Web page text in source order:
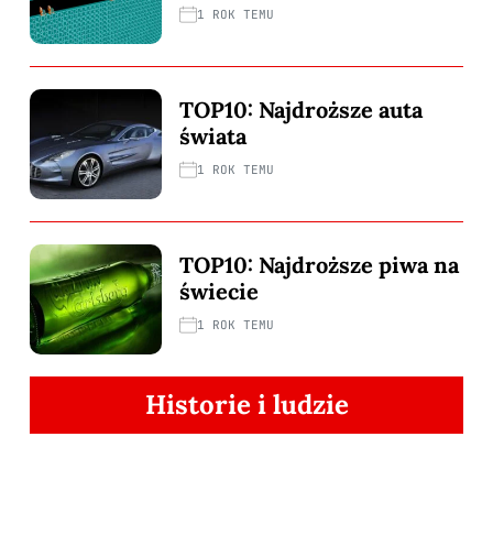
1 ROK TEMU
TOP10: Najdroższe auta
świata
1 ROK TEMU
TOP10: Najdroższe piwa na
świecie
1 ROK TEMU
Historie i ludzie